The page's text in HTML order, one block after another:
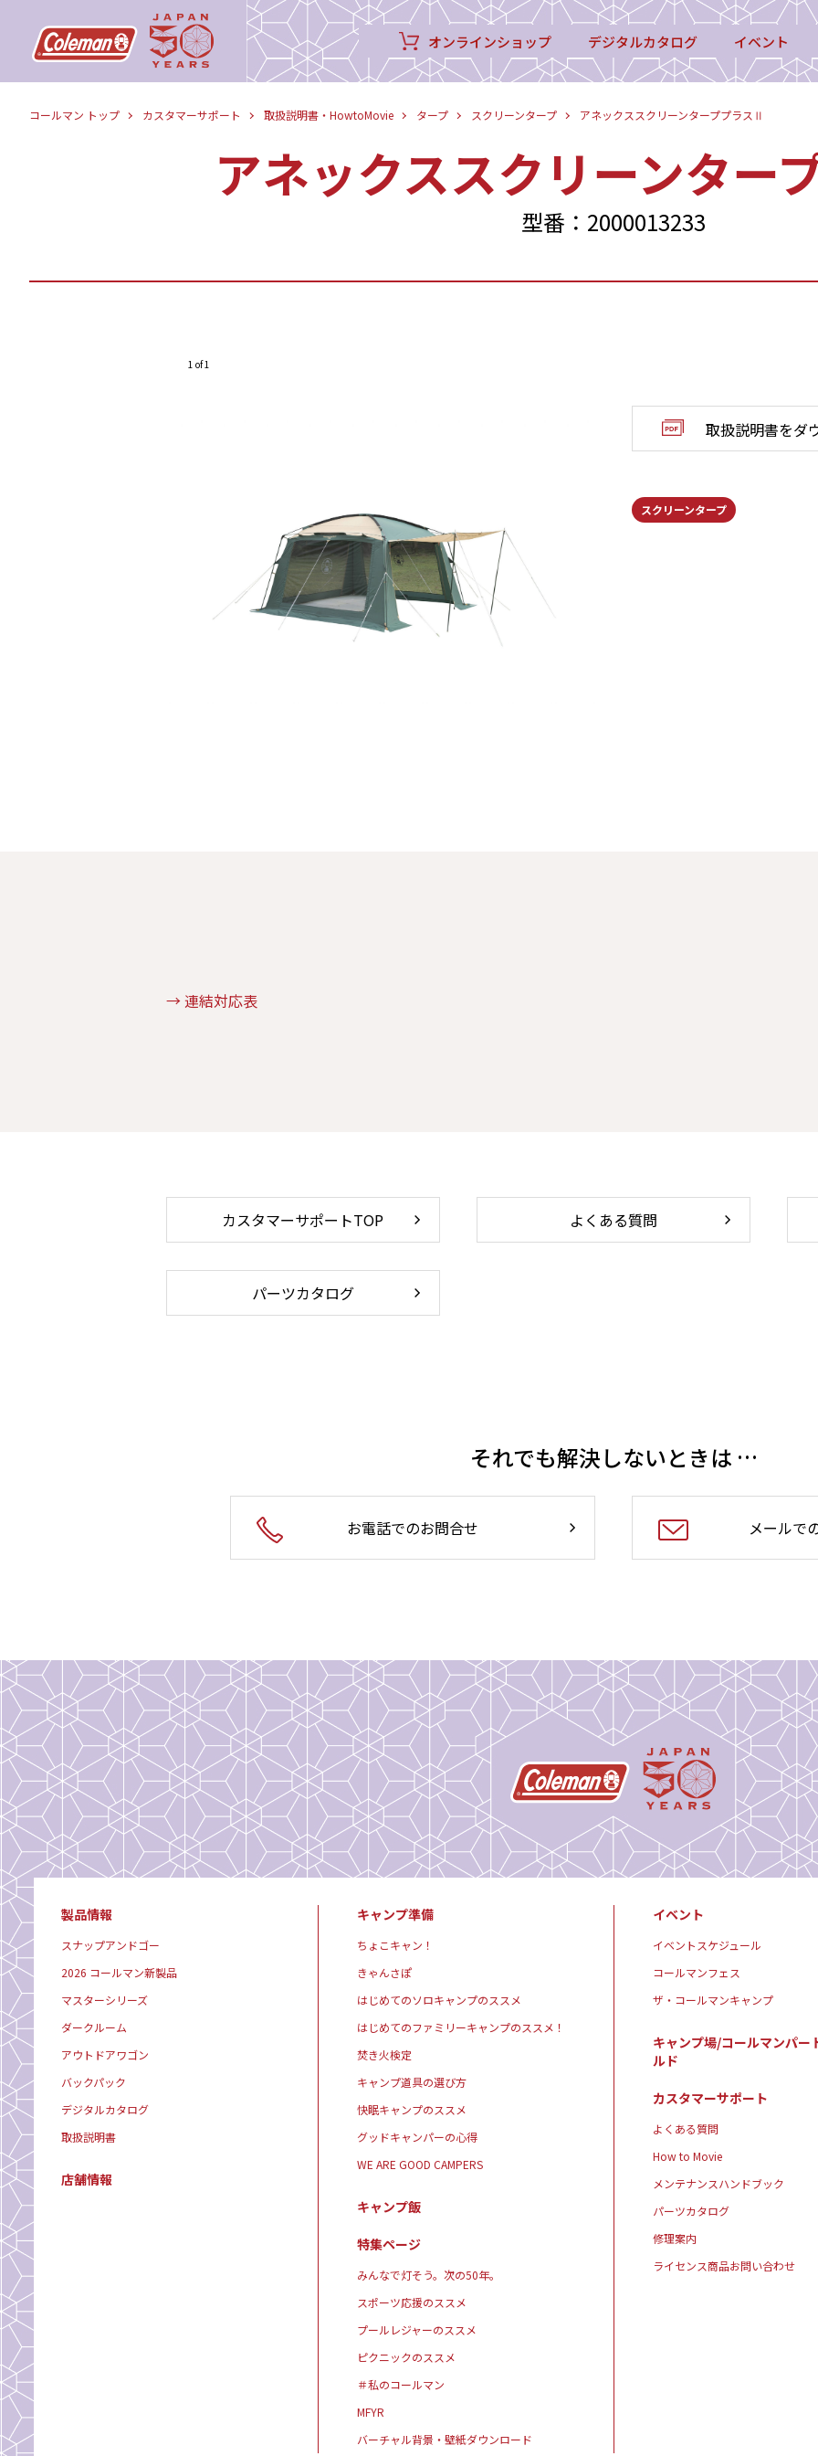
オンラインショップ デジタルカタログ イベント
コールマン トップ カスタマーサポート 取扱説明書・HowtoMovie タープ スクリーンタープ アネックススクリーンターププラスⅡ
アネックススクリーンター
型番：2000013233
1 of 1
取扱説明書をダ
スクリーンタープ
→ 連結対応表
カスタマーサポートTOP よくある質問
パーツカタログ
それでも解決しないときは …
お電話でのお問合せ メールで
製品情報
スナップアンドゴー
2026 コールマン新製品
マスターシリーズ
ダークルーム
アウトドアワゴン
バックパック
デジタルカタログ
取扱説明書
店舗情報
キャンプ準備
ちょこキャン！
きゃんさぽ
はじめてのソロキャンプのススメ
はじめてのファミリーキャンプのススメ！
焚き火検定
キャンプ道具の選び方
快眠キャンプのススメ
グッドキャンパーの心得
WE ARE GOOD CAMPERS
キャンプ飯
特集ページ
みんなで灯そう。次の50年。
スポーツ応援のススメ
プールレジャーのススメ
ピクニックのススメ
＃私のコールマン
MFYR
バーチャル背景・壁紙ダウンロード
イベント
イベントスケジュール
コールマンフェス
ザ・コールマンキャンプ
キャンプ場/コールマンパー
ルド
カスタマーサポート
よくある質問
How to Movie
メンテナンスハンドブック
パーツカタログ
修理案内
ライセンス商品お問い合わせ